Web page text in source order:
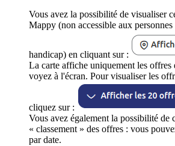
Vous avez la possibilité de visualiser
Mappy (non accessible aux
handicap) en cliquant sur :
La carte affiche uniquement les offres
voyez à l'écran. Pour visualiser les
cliquez sur :
Vous avez également la possibilité de
« classement » des offres : vous
par date.